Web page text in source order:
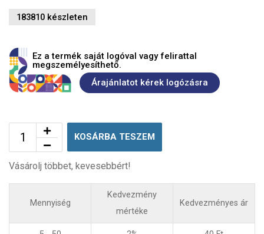
183810 készleten
Ez a termék saját logóval vagy felirattal
megszemélyesíthető.
Árajánlatot kérek logózásra
KOSÁRBA TESZEM
Vásárolj többet, kevesebbért!
Mennyiség
Kedvezmény
mértéke
Kedvezményes ár